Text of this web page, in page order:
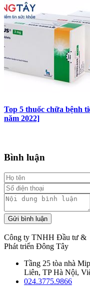
Top 5 thuốc chữa bệnh
năm 2022]
Bình luận
Gửi bình luận
Công ty TNHH Đầu tư &
Phát triển Đông Tây
Tầng 25 tòa nhà
Liên, TP Hà Nội,
024.3775.9866